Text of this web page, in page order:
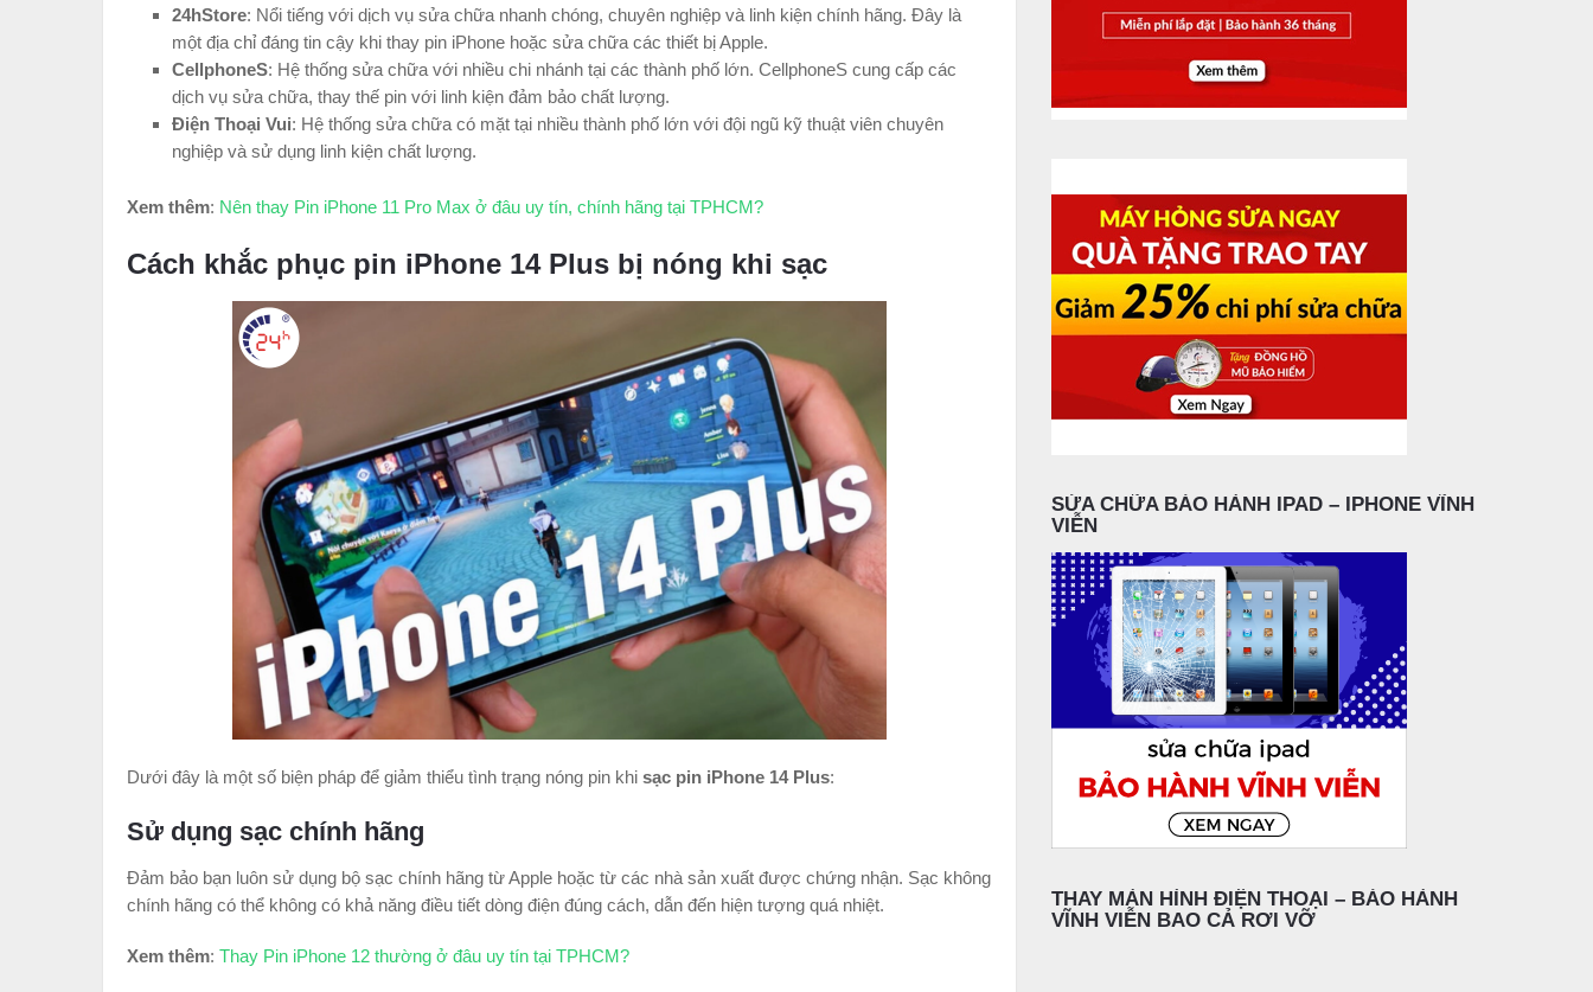
24hStore: Nổi tiếng với dịch vụ sửa chữa nhanh chóng, chuyên nghiệp và linh kiện chính hãng. Đây là
một địa chỉ đáng tin cậy khi thay pin iPhone hoặc sửa chữa các thiết bị Apple.
CellphoneS: Hệ thống sửa chữa với nhiều chi nhánh tại các thành phố lớn. CellphoneS cung cấp các
dịch vụ sửa chữa, thay thế pin với linh kiện đảm bảo chất lượng.
Điện Thoại Vui: Hệ thống sửa chữa có mặt tại nhiều thành phố lớn với đội ngũ kỹ thuật viên chuyên
nghiệp và sử dụng linh kiện chất lượng.
Xem thêm: Nên thay Pin iPhone 11 Pro Max ở đâu uy tín, chính hãng tại TPHCM?
Cách khắc phục pin iPhone 14 Plus bị nóng khi sạc
Dưới đây là một số biện pháp để giảm thiểu tình trạng nóng pin khi sạc pin iPhone 14 Plus:
Sử dụng sạc chính hãng
Đảm bảo bạn luôn sử dụng bộ sạc chính hãng từ Apple hoặc từ các nhà sản xuất được chứng nhận. Sạc không
chính hãng có thể không có khả năng điều tiết dòng điện đúng cách, dẫn đến hiện tượng quá nhiệt.
Xem thêm: Thay Pin iPhone 12 thường ở đâu uy tín tại TPHCM?
SỬA CHỮA BẢO HÀNH IPAD – IPHONE VĨNH
VIỄN
THAY MÀN HÌNH ĐIỆN THOẠI – BẢO HÀNH
VĨNH VIỄN BAO CẢ RƠI VỠ